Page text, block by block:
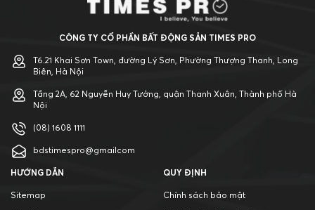
CÔNG TY CỔ PHẦN BẤT ĐỘNG SẢN TIMES PRO
T6.21 Khai Sơn Town, đường Lý Sơn, Phường Thượng Thanh, Long
Biên, Hà Nội
Tầng 2A, 62 Nguyễn Huy Tưởng, quận Thanh Xuân, Thành phố Hà
Nội
(08) 1608 1111
bdstimespro@gmailcom
HƯỚNG DẪN
Sitemap
QUY ĐỊNH
Chính sách bảo mật